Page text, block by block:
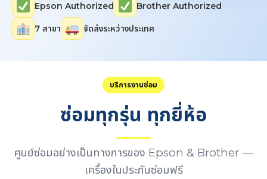
Epson Authorized Brother Authorized
7 สาขา จัดส่งระหว่างประเทศ
บริการงานซ่อม
ซ่อมทุกรุ่น ทุกยี่ห้อ
ศูนย์ซ่อมอย่างเป็นทางการของ Epson & Brother —
เครื่องในประกันซ่อมฟรี